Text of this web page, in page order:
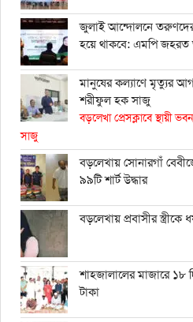
জুলাই আন্দোলনে তরুণদের
হয়ে থাকবে: এমপি জহরত
মানুষের কল্যাণে মৃত্যুর আগ
শরীফুল হক সাজু
বড়লেখা প্রেসক্লাবে স্থায়ী
সাজু
বড়লেখায় সোনারগাঁ
৯৯টি শার্ট উদ্ধার
বড়লেখায় প্রবাসীর
শাহ্জালালের মাজারে ১৮
টাকা